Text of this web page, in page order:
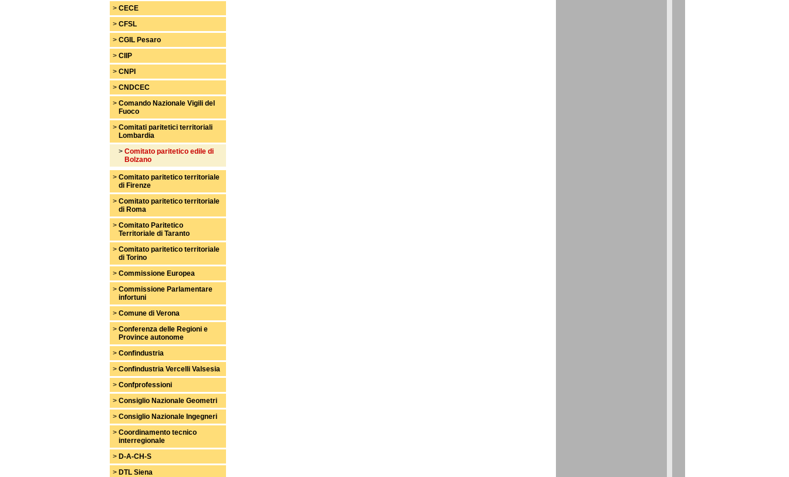
> CECE
> CFSL
> CGIL Pesaro
> CIIP
> CNPI
> CNDCEC
> Comando Nazionale Vigili del
Fuoco
> Comitati paritetici territoriali
Lombardia
> Comitato paritetico edile di
Bolzano
> Comitato paritetico territoriale
di Firenze
> Comitato paritetico territoriale
di Roma
> Comitato Paritetico
Territoriale di Taranto
> Comitato paritetico territoriale
di Torino
> Commissione Europea
> Commissione Parlamentare
infortuni
> Comune di Verona
> Conferenza delle Regioni e
Province autonome
> Confindustria
> Confindustria Vercelli Valsesia
> Confprofessioni
> Consiglio Nazionale Geometri
> Consiglio Nazionale Ingegneri
> Coordinamento tecnico
interregionale
> D-A-CH-S
> DTL Siena